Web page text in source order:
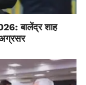
बालेंद्र शाह
अग्रसर